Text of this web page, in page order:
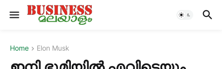
Home Elon Musk